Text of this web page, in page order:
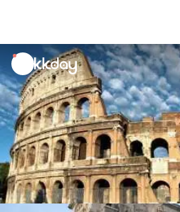
unread
notifications